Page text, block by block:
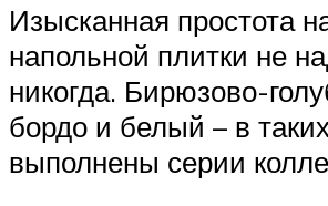
Изысканная простота
напольной плитки не
никогда. Бирюзово-
бордо и белый – в
выполнены серии